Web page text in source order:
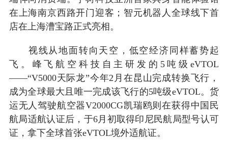
在上海南京西路开门迎客；智元机器人全球线下首
店在上海漕宝路正式亮相。
视线从地面转向天空，低空经济同样蓄势起
飞。峰飞航空科技自主研发的5吨级eVTOL
——“V5000天际龙”今年2月在昆山完成转换飞行，
成为全球最大且唯一完成该飞行的5吨级eVTOL。货
运无人驾驶航空器V2000CG凯瑞鸥则在获得中国民
航局适航认证后，于6月初取得印尼民航局型号认可
证，拿下全球首张eVTOL境外适航证。